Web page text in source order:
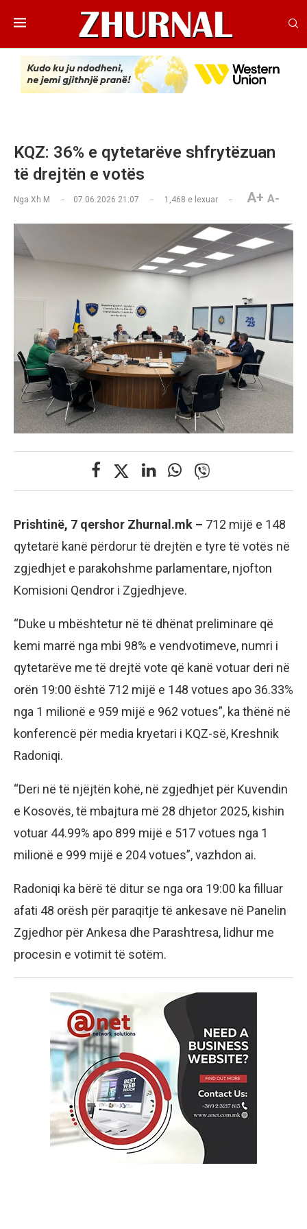
KQZ: 36% e qytetarëve shfrytëzuan
të drejtën e votës
Nga Xh M 07.06.2026 21:07 1,468 e lexuar A+ A-
Prishtinë, 7 qershor Zhurnal.mk – 712 mijë e 148
qytetarë kanë përdorur të drejtën e tyre të votës në
zgjedhjet e parakohshme parlamentare, njofton
Komisioni Qendror i Zgjedhjeve.
“Duke u mbështetur në të dhënat preliminare që
kemi marrë nga mbi 98% e vendvotimeve, numri i
qytetarëve me të drejtë vote që kanë votuar deri në
orën 19:00 është 712 mijë e 148 votues apo 36.33%
nga 1 milionë e 959 mijë e 962 votues”, ka thënë në
konferencë për media kryetari i KQZ-së, Kreshnik
Radoniqi.
“Deri në të njëjtën kohë, në zgjedhjet për Kuvendin
e Kosovës, të mbajtura më 28 dhjetor 2025, kishin
votuar 44.99% apo 899 mijë e 517 votues nga 1
milionë e 999 mijë e 204 votues”, vazhdon ai.
Radoniqi ka bërë të ditur se nga ora 19:00 ka filluar
afati 48 orësh për paraqitje të ankesave në Panelin
Zgjedhor për Ankesa dhe Parashtresa, lidhur me
procesin e votimit të sotëm.